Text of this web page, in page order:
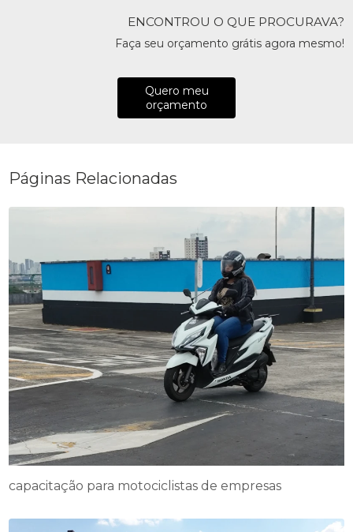
ENCONTROU O QUE PROCURAVA?
Faça seu orçamento grátis agora mesmo!
Quero meu
orçamento
Páginas Relacionadas
capacitação para motociclistas de empresas